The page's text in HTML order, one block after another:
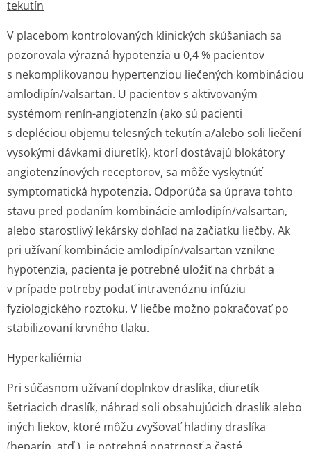
tekutín
V placebom kontrolovaných klinických skúšaniach sa
pozorovala výrazná hypotenzia u 0,4 % pacientov
s nekomplikovanou hypertenziou liečených kombináciou
amlodipín/val­sartan. U pacientov s aktivovaným
systémom renín-angiotenzín (ako sú pacienti
s depléciou objemu telesných tekutín a/alebo soli liečení
vysokými dávkami diuretík), ktorí dostávajú blokátory
angiotenzínových receptorov, sa môže vyskytnúť
symptomatická hypotenzia. Odporúča sa úprava tohto
stavu pred podaním kombinácie amlodipín/val­sartan,
alebo starostlivý lekársky dohľad na začiatku liečby. Ak
pri užívaní kombinácie amlodipín/valsartan vznikne
hypotenzia, pacienta je potrebné uložiť na chrbát a
v prípade potreby podať intravenóznu infúziu
fyziologického roztoku. V liečbe možno pokračovať po
stabilizovaní krvného tlaku.
Hyperkaliémia
Pri súčasnom užívaní doplnkov draslíka, diuretík
šetriacich draslík, náhrad soli obsahujúcich draslík alebo
iných liekov, ktoré môžu zvyšovať hladiny draslíka